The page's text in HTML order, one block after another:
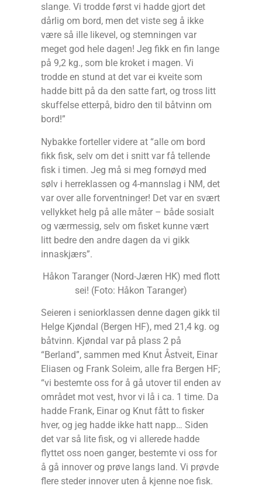
slange. Vi trodde først vi hadde gjort det
dårlig om bord, men det viste seg å ikke
være så ille likevel, og stemningen var
meget god hele dagen! Jeg fikk en fin lange
på 9,2 kg., som ble kroket i magen. Vi
trodde en stund at det var ei kveite som
hadde bitt på da den satte fart, og tross litt
skuffelse etterpå, bidro den til båtvinn om
bord!”
Nybakke forteller videre at “alle om bord
fikk fisk, selv om det i snitt var få tellende
fisk i timen. Jeg må si meg fornøyd med
sølv i herreklassen og 4-mannslag i NM, det
var over alle forventninger! Det var en svært
vellykket helg på alle måter – både sosialt
og værmessig, selv om fisket kunne vært
litt bedre den andre dagen da vi gikk
innaskjærs”.
Håkon Taranger (Nord-Jæren HK) med flott
sei! (Foto: Håkon Taranger)
Seieren i seniorklassen denne dagen gikk til
Helge Kjøndal (Bergen HF), med 21,4 kg. og
båtvinn. Kjøndal var på plass 2 på
“Berland”, sammen med Knut Åstveit, Einar
Eliasen og Frank Soleim, alle fra Bergen HF;
“vi bestemte oss for å gå utover til enden av
området mot vest, hvor vi lå i ca. 1 time. Da
hadde Frank, Einar og Knut fått to fisker
hver, og jeg hadde ikke hatt napp… Siden
det var så lite fisk, og vi allerede hadde
flyttet oss noen ganger, bestemte vi oss for
å gå innover og prøve langs land. Vi prøvde
flere steder innover uten å kjenne noe fisk.